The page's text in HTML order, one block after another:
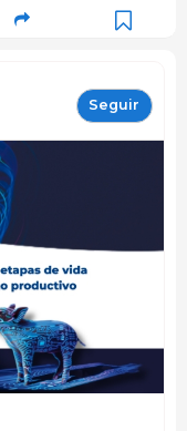
Seguir